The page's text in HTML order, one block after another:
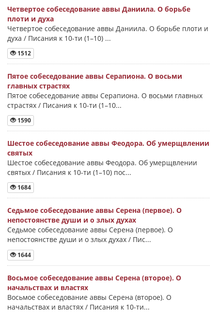
Четвертое собеседование аввы Даниила. О борьбе
плоти и духа
Четвертое собеседование аввы Даниила. О борьбе плоти и
духа / Писания к 10-ти (1–10) ...
1512
Пятое собеседование аввы Серапиона. О восьми
главных страстях
Пятое собеседование аввы Серапиона. О восьми главных
страстях / Писания к 10-ти (1–10...
1590
Шестое собеседование аввы Феодора. Об умерщвлении
святых
Шестое собеседование аввы Феодора. Об умерщвлении
святых / Писания к 10-ти (1–10) пос...
1684
Седьмое собеседование аввы Серена (первое). О
непостоянстве души и о злых духах
Седьмое собеседование аввы Серена (первое). О
непостоянстве души и о злых духах / Пис...
1644
Восьмое собеседование аввы Серена (второе). О
начальствах и властях
Восьмое собеседование аввы Серена (второе). О
начальствах и властях / Писания к 10-ти...